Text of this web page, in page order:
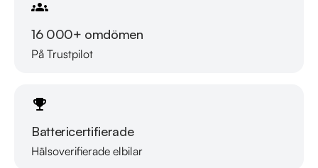
16 000+ omdömen
På Trustpilot
Battericertifierade
Hälsoverifierade elbilar
Läs mer om oss